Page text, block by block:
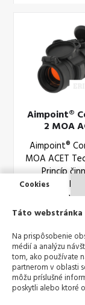
Aimpoint®
2 MOA
Aimpoint®
MOA ACET
Princíp
Reflexný
Optické
Cieľová
Kód tovaru:
Cookies
Táto
Na prispôsobenie
médií a analýzu
tom, ako používate
partnerom v oblasti
môžu príslušné
poskytli alebo ktoré